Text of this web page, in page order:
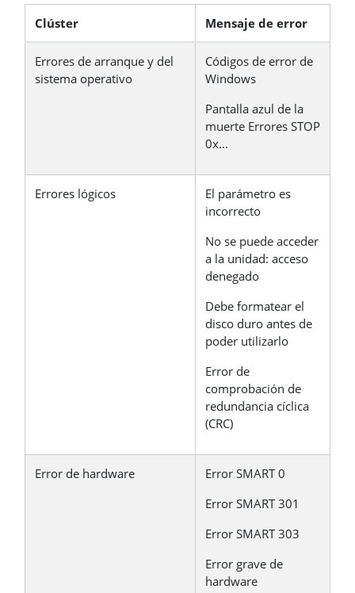
Clúster Mensaje de error
Errores de arranque y del
sistema operativo
Códigos de error de
Windows
Pantalla azul de la
muerte Errores STOP
0x...
Errores lógicos
El parámetro es
incorrecto
No se puede acceder
a la unidad: acceso
denegado
Debe formatear el
disco duro antes de
poder utilizarlo
Error de
comprobación de
redundancia cíclica
(CRC)
Error de hardware
Error SMART 0
Error SMART 301
Error SMART 303
Error grave de
hardware